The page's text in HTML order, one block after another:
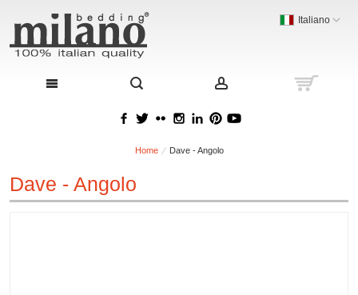
Italiano
Home Dave - Angolo
Dave - Angolo